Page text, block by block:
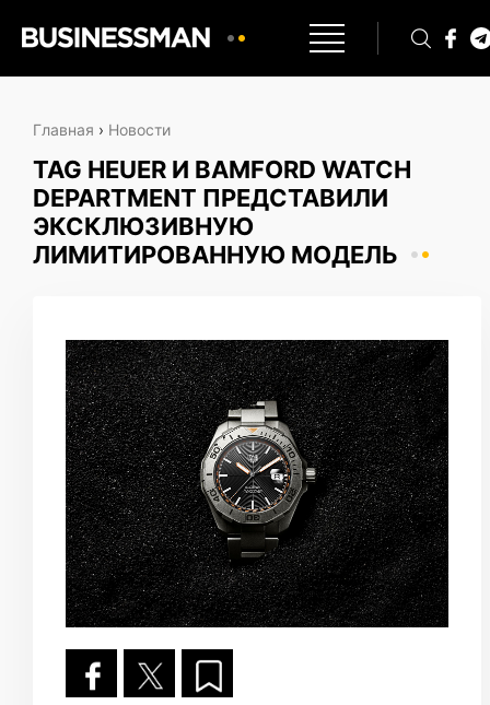
Главная › Новости
TAG HEUER И BAMFORD WATCH
DEPARTMENT ПРЕДСТАВИЛИ
ЭКСКЛЮЗИВНУЮ
ЛИМИТИРОВАННУЮ МОДЕЛЬ